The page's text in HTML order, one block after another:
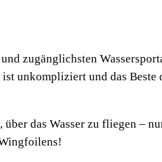
n
zugänglichsten
unkompliziert und das
das Wasser zu fliegen –